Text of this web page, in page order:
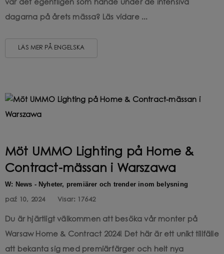
var det egentligen som hände under de intensiva
dagarna på årets mässa? Läs vidare ...
LÄS MER PÅ ENGELSKA
Möt UMMO Lighting på Home &
Contract-mässan i Warszawa
W: News - Nyheter, premiärer och trender inom belysning
paź 10, 2024 Visar: 17642
Du är hjärtligt välkommen att besöka vår monter på
Warsaw Home & Contract 2024! Det här är ett unikt tillfälle
att bekanta sig med premiärfärger och helt nya